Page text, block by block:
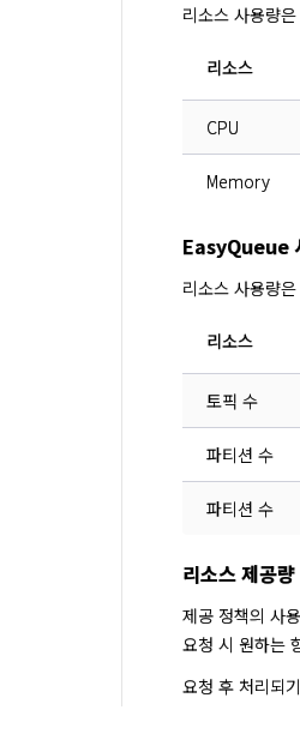
리소스 사용량
리소스
CPU
Memory
EasyQueue
리소스 사용량
리소스
토픽 수
파티션 수
파티션 수
리소스 제공
제공 정책의 사
요청 시 원하는
요청 후 처리되